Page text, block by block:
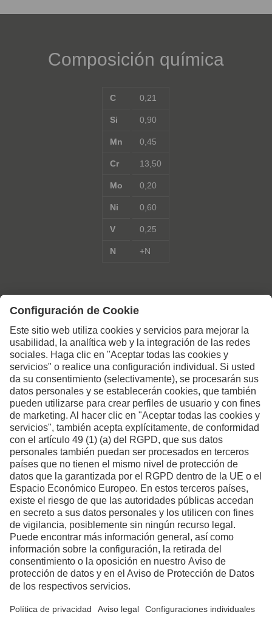
Composición química
C
Si
Mn
Cr
Mo
Ni
V
N
0,21
0,90
0,45
13,50
0,20
0,60
0,25
+N
Póngase en contacto con
nosotros si desea más
información.
Formulario de contacto
LinkedIn voestalpine Perú